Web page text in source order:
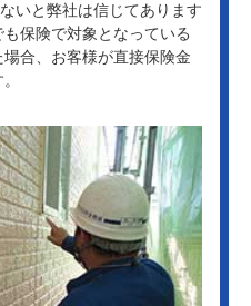
いと弊社は信じてあります
保険で対象となっている
合、お客様が直接保険金